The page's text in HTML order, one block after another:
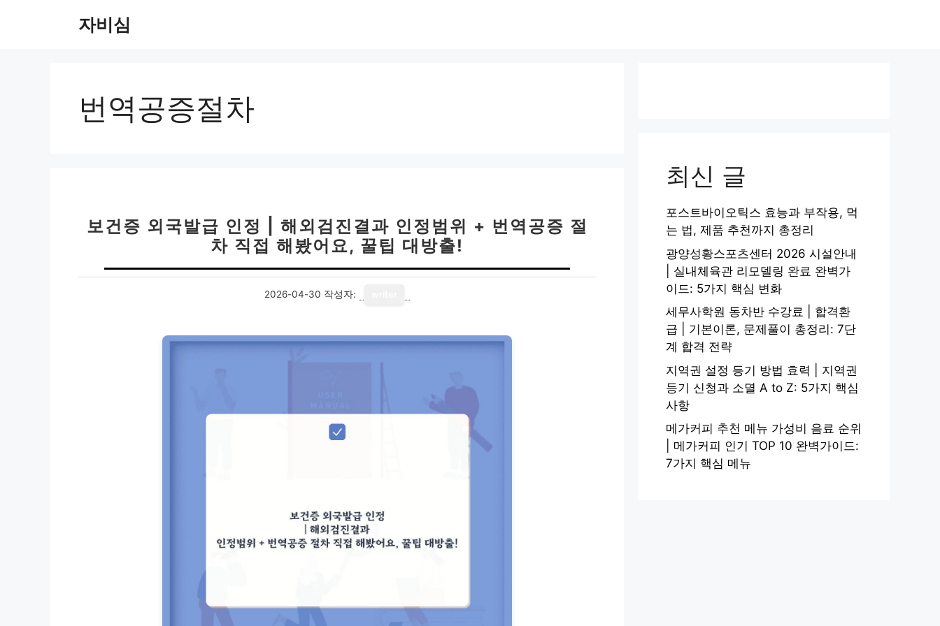
자비심
번역공증절차
보건증 외국발급 인정 | 해외검진결과 인정범위 + 번역공증 절
차 직접 해봤어요, 꿀팁 대방출!
2026-04-30 작성자:
최신 글
포스트바이오틱스 효능과 부작용, 먹
는 법, 제품 추천까지 총정리
광양성황스포츠센터 2026 시설안내
| 실내체육관 리모델링 완료 완벽가
이드: 5가지 핵심 변화
세무사학원 동차반 수강료 | 합격환
급 | 기본이론, 문제풀이 총정리: 7단
계 합격 전략
지역권 설정 등기 방법 효력 | 지역권
등기 신청과 소멸 A to Z: 5가지 핵심
사항
메가커피 추천 메뉴 가성비 음료 순위
| 메가커피 인기 TOP 10 완벽가이드:
7가지 핵심 메뉴